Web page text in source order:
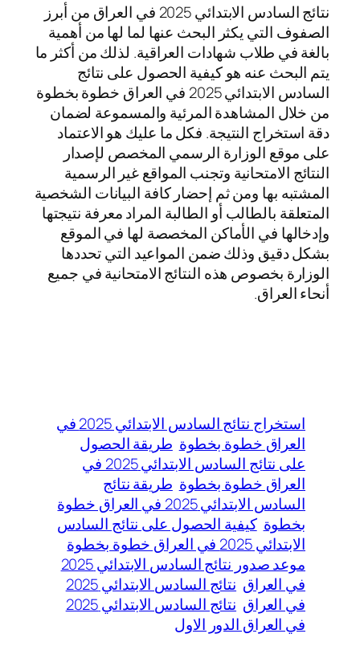
نتائج السادس الابتدائي 2025 في العراق من أبرز
الصفوف التي يكثر البحث عنها لما لها من أهمية
بالغة في طلاب شهادات العراقية. لذلك من أكثر ما
يتم البحث عنه هو كيفية الحصول على نتائج
السادس الابتدائي 2025 في العراق خطوة بخطوة
من خلال المشاهدة المرئية والمسموعة لضمان
دقة استخراج النتيجة. فكل ما عليك هو الاعتماد
على موقع الوزارة الرسمي المخصص لإصدار
النتائج الامتحانية وتجنب المواقع غير الرسمية
المشتبه بها ومن ثم إحضار كافة البيانات الشخصية
المتعلقة بالطالب أو الطالبة المراد معرفة نتيجتها
وإدخالها في الأماكن المخصصة لها في الموقع
بشكل دقيق وذلك ضمن المواعيد التي تحددها
الوزارة بخصوص هذه النتائج الامتحانية في جميع
أنحاء العراق.
استخراج نتائج السادس الابتدائي 2025 في
العراق خطوة بخطوة طريقة الحصول
على نتائج السادس الابتدائي 2025 في
العراق خطوة بخطوة طريقة نتائج
السادس الابتدائي 2025 في العراق خطوة
بخطوة كيفية الحصول على نتائج السادس
الابتدائي 2025 في العراق خطوة بخطوة
موعد صدور نتائج السادس الابتدائي 2025
في العراق
نتائج السادس الابتدائي 2025
في العراق
نتائج السادس الابتدائي 2025
في العراق الدور الاول